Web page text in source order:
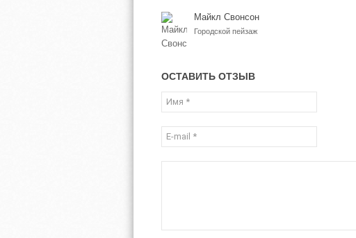
Майкл Свонсон
Городской пейзаж
ОСТАВИТЬ ОТЗЫВ